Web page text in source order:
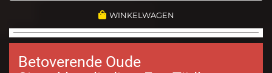
WINKELWAGEN
Betoverende Oude